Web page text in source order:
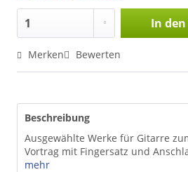
In den
Merken Bewerten
Beschreibung
Ausgewählte Werke für Gitarre
Vortrag mit Fingersatz und
mehr